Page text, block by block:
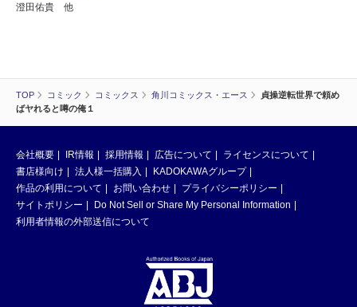
TOP コミック コミックス 角川コミックス・エース
貞操逆転世界で頼め
ばヤれると噂の俺１
澄田佑貴 他
会社概要 IR情報 採用情報 広告について
ライセンスについて
書店様向け
法人様一括購入
KADOKAWAグループ
作品の利用について
お問い合わせ
プライバシーポリシー
サイトポリシー
Do Not Sell or Share My Personal Information
利用者情報の外部送信について